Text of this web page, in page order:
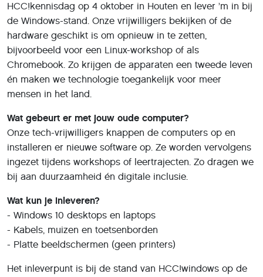
HCC!kennisdag op 4 oktober in Houten en lever ’m in bij
de Windows-stand. Onze vrijwilligers bekijken of de
hardware geschikt is om opnieuw in te zetten,
bijvoorbeeld voor een Linux-workshop of als
Chromebook. Zo krijgen de apparaten een tweede leven
én maken we technologie toegankelijk voor meer
mensen in het land.
Wat gebeurt er met jouw oude computer?
Onze tech-vrijwilligers knappen de computers op en
installeren er nieuwe software op. Ze worden vervolgens
ingezet tijdens workshops of leertrajecten. Zo dragen we
bij aan duurzaamheid én digitale inclusie.
Wat kun je inleveren?
- Windows 10 desktops en laptops
- Kabels, muizen en toetsenborden
- Platte beeldschermen (geen printers)
Het inleverpunt is bij de stand van HCC!windows op de